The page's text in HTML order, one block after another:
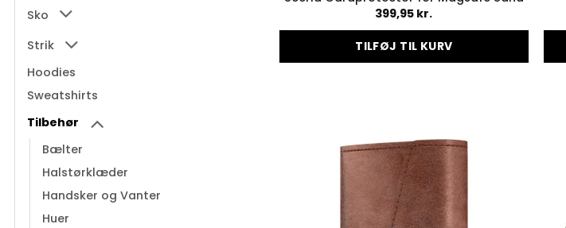
Sko
Strik
Hoodies
Sweatshirts
Tilbehør
Bælter
Halstørklæder
Handsker og Vanter
Huer
399,95 kr.
TILFØJ TIL KURV